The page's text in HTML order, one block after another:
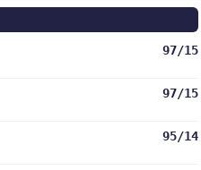
97/15
97/15
95/14